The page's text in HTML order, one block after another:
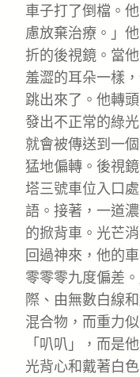
車子打了倒檔。
慮放棄治療。」
折的後視鏡。當
羞澀的耳朵一樣
跳出來了。他轉
發出不正常的綠
就會被傳送到一
猛地偏轉。後視
塔三號車位入口
語。接著，一道
的掀背車。光芒
回過神來，他的
零零零九度偏差
際、由無數白線
混合物，而重力
「叭叭」，而是
光背心和戴著白